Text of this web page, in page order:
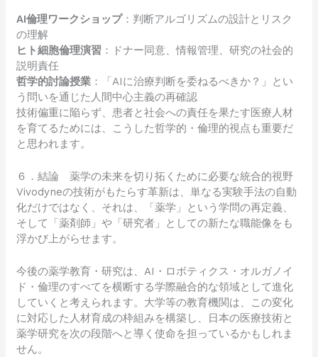
AI倫理ワークショップ：判断アルゴリズムの設計とリスク
の理解
ヒト細胞倫理演習 ：ドナー同意、情報管理、研究の社会的
説明責任
哲学的討論授業 ：「AIに治療判断を委ねるべきか？」とい
う問いを通じた人間中心主義の再確認
技術偏重に陥らず、患者と社会への責任を果たす医療人材
を育てるためには、こうした哲学的・倫理的視点も重要だ
と思われます。
６．結論 薬学の未来を切り拓くために必要な統合的視野
Vivodyneの技術がもたらす革新は、単なる実験手法の自動
化だけではなく、それは、「薬学」という学問の再定義、
そして「薬剤師」や「研究者」としての新たな職能像をも
浮かび上がらせます。
今後の薬学教育・研究は、AI・ロボティクス・オルガノイ
ド・倫理のすべてを横断する学際融合的な領域として進化
していくと考えられます。大学等の教育機関は、この変化
に対応した人材育成の枠組みを構築し、日本の医療技術と
薬学研究を次の段階へと導く使命を担っているかもしれま
せん。